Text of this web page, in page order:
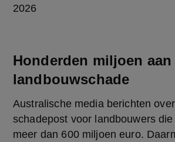
2026
Honderden miljoen aan
landbouwschade
Australische media berichten
schadepost voor landbouwers
meer dan 600 miljoen euro.